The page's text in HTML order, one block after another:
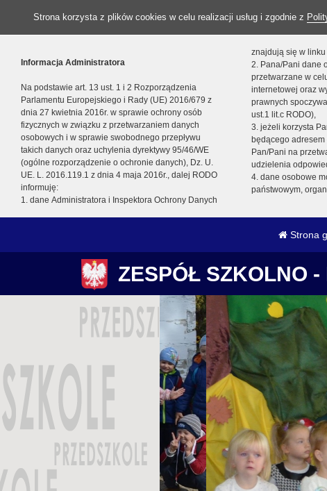
Strona korzysta z plików cookies w celu realizacji usług i zgodnie z
Informacja Administratora
Na podstawie art. 13 ust. 1 i 2 Rozporządzenia
Parlamentu Europejskiego i Rady (UE) 2016/679 z
dnia 27 kwietnia 2016r. w sprawie ochrony osób
fizycznych w związku z przetwarzaniem danych
osobowych i w sprawie swobodnego przepływu
takich danych oraz uchylenia dyrektywy 95/46/WE
(ogólne rozporządzenie o ochronie danych), Dz. U.
UE. L. 2016.119.1 z dnia 4 maja 2016r., dalej RODO
informuję:
1. dane Administratora i Inspektora Ochrony Danych
znajdują się w linku
2. Pana/Pani dane
przetwarzane w
internetowej oraz
prawnych
ust.1 lit.c RODO),
3. jeżeli korzysta
będącego
Pan/Pani na
udzielenia
4. dane osobowe
państwowym,
Strona
ZESPÓŁ SZKOLNO